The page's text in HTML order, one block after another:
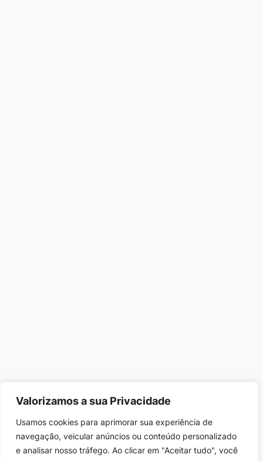
Valorizamos a sua Privacidade
Usamos cookies para aprimorar sua experiência de
navegação, veicular anúncios ou conteúdo personalizado
e analisar nosso tráfego. Ao clicar em "Aceitar tudo", você